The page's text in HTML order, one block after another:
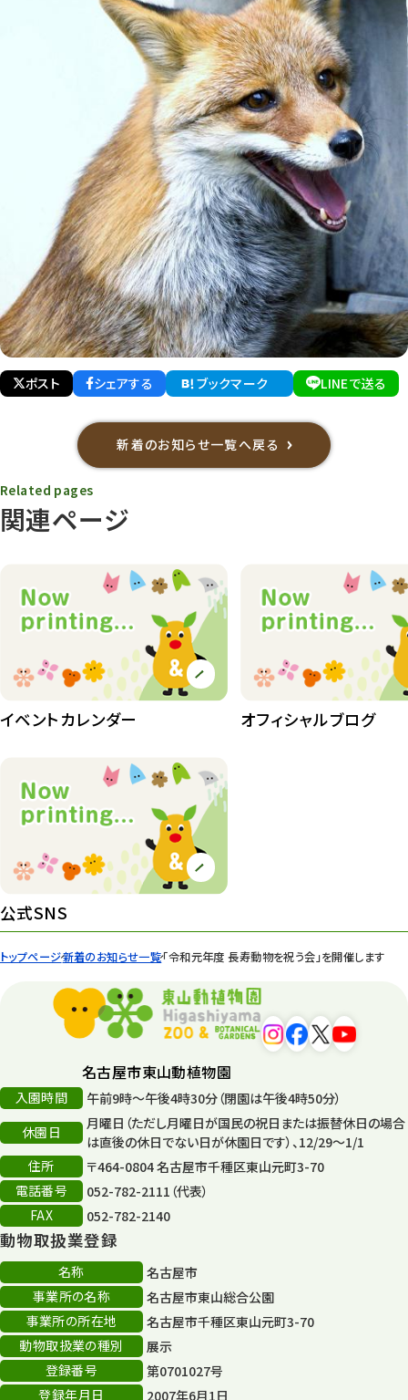
トップページ新着のお知らせ一覧「令和元年度 長寿動物を祝う会」を開催します
ポスト シェアする ブックマーク LINEで送る
新着のお知らせ一覧へ戻る
関連ページ
Related pages
イベントカレンダー オフィシャルブログ
公式SNS
名古屋市東山動植物園
入園時間
午前9時～午後4時30分（閉園は午後4時50分）
休園日
月曜日（ただし月曜日が国民の祝日または振替休日の場合
は直後の休日でない日が休園日です）、12/29～1/1
住所
〒464-0804 名古屋市千種区東山元町3-70
電話番号
052-782-2111（代表）
FAX
052-782-2140
動物取扱業登録
名称
名古屋市
事業所の名称
名古屋市東山総合公園
事業所の所在地
名古屋市千種区東山元町3-70
動物取扱業の種別
展示
登録番号
第0701027号
登録年月日
2007年6月1日